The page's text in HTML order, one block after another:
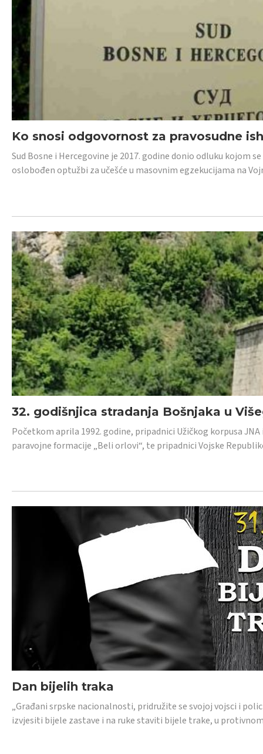
Ko snosi odgovornost za pravosudne
Sud Bosne i Hercegovine je 2017. godine donio odluku kojom
oslobođen optužbi za učešće u masovnim egzekucijama na
32. godišnjica stradanja Bošnjaka u
Početkom aprila 1992. godine, pripadnici Užičkog korpusa
paravojne formacije „Beli orlovi“, te pripadnici Vojske
Dan bijelih traka
„Građani srpske nacionalnosti, pridružite se svojoj vojsci i
izvjesiti bijele zastave i na ruke staviti bijele trake, u